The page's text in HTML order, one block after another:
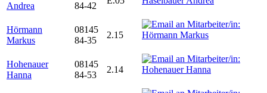
Andrea
84-42
Hörmann
Markus
08145
84-35
2.15
Hohenauer
Hanna
08145
84-53
2.14